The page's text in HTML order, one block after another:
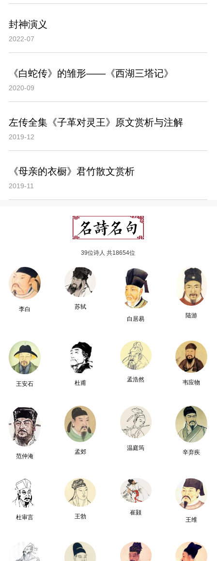
封神演义
2022-07
《白蛇传》的雏形——《西湖三塔记》
2020-09
左传全集《子革对灵王》原文赏析与注解
2019-12
《母亲的衣橱》君竹散文赏析
2019-11
39位诗人 共18654位
李白
苏轼
白居易
陆游
王安石 杜甫
孟浩然 韦应物
范仲淹
孟郊
温庭筠
辛弃疾
杜审言 王勃
崔颢
王维